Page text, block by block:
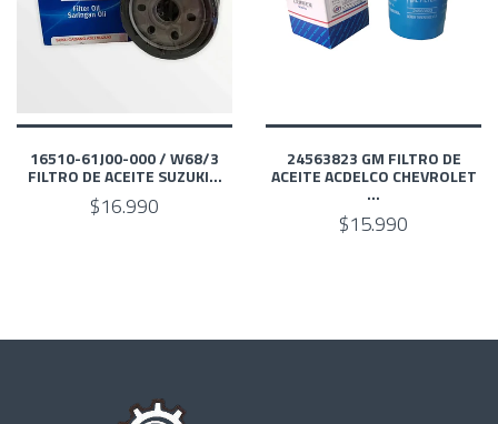
16510-61J00-000 / W68/3
FILTRO DE ACEITE SUZUKI...
$16.990
24563823 GM FILTRO DE
ACEITE ACDELCO CHEVROLET
...
$15.990